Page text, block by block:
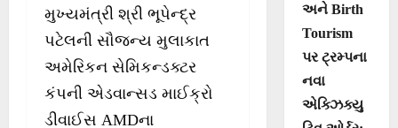
મુખ્યમંત્રી શ્રી ભૂપેન્‍દ્ર
પટેલની સૌજન્‍ય મુલાકાત
અમેરિકન સેમિકન્‍ડક્ટર
કંપની એડવાન્‍સડ માઈક્રો
ડીવાઈસ AMDના
અને Birth
Tourism
પર ટ્રમ્પના
નવા
એક્ઝિક્યુ